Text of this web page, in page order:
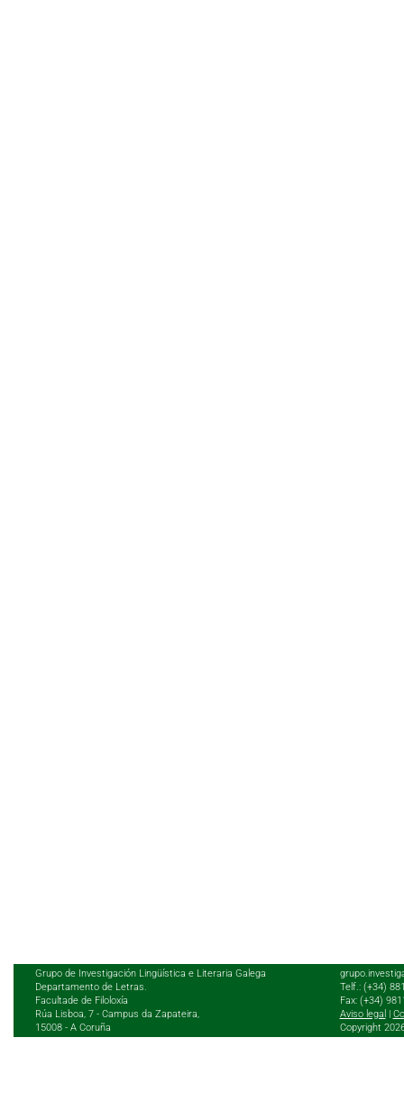
Grupo de Investigación Lingüística e Literaria Galega
Departamento de Letras.
Facultade de Filoloxía
Rúa Lisboa, 7 - Campus da Zapateira,
15008 - A Coruña
Telf.: (+34)
Fax: (+34)
Aviso legal |
Copyright